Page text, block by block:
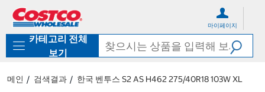
로
기
가
마이페이지
카테고리 전체
보기
메인 검색결과 한국 벤투스 S2 AS H462 275/40R18 103W XL